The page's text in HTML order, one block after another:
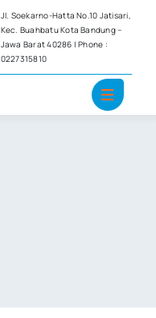
Jl. Soekarno-Hatta No.10 Jatisari,
Kec. Buahbatu Kota Bandung –
Jawa Barat 40286 | Phone :
0227315810